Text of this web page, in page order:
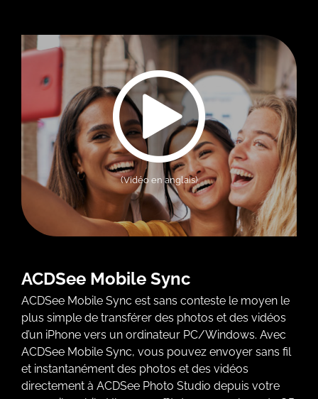
(Vidéo en anglais)
ACDSee Mobile Sync
ACDSee Mobile Sync est sans conteste le moyen le
plus simple de transférer des photos et des vidéos
d’un iPhone vers un ordinateur PC/Windows. Avec
ACDSee Mobile Sync, vous pouvez envoyer sans fil
et instantanément des photos et des vidéos
directement à ACDSee Photo Studio depuis votre